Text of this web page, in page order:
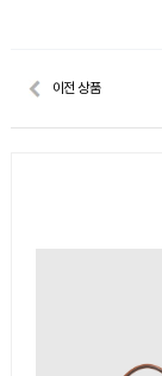
이전 상품